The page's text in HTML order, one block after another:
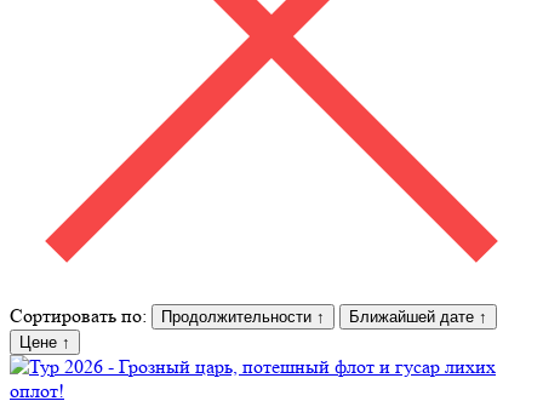
Сортировать по: Продолжительности ↑ Ближайшей дате ↑
Цене ↑